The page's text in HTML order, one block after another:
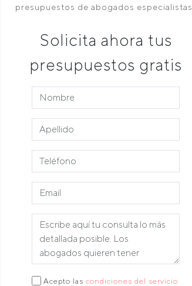
presupuestos de abogados especialistas.
Solicita ahora tus
presupuestos gratis
Acepto las condiciones del servicio